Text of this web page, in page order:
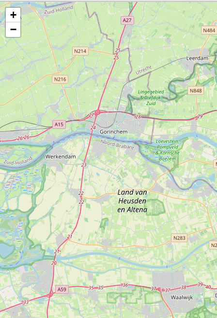
+
−